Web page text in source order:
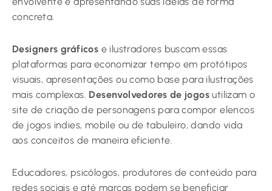
concreta.
Designers gráficos e ilustradores buscam essas
plataformas para economizar tempo em protótipos
visuais, apresentações ou como base para ilustrações
mais complexas. Desenvolvedores de jogos utilizam o
site de criação de personagens para compor elencos
de jogos indies, mobile ou de tabuleiro, dando vida
aos conceitos de maneira eficiente.
Educadores, psicólogos, produtores de conteúdo para
redes sociais e até marcas podem se beneficiar